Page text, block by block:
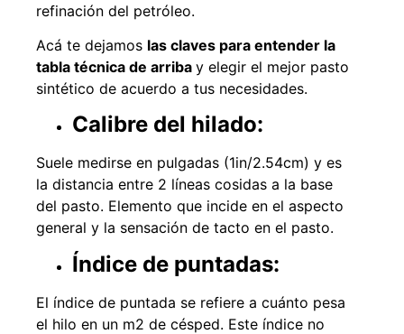
refinación del petróleo.
Acá te dejamos las claves para entender la
tabla técnica de arriba y elegir el mejor pasto
sintético de acuerdo a tus necesidades.
Calibre del hilado:
Suele medirse en pulgadas (1in/2.54cm) y es
la distancia entre 2 líneas cosidas a la base
del pasto. Elemento que incide en el aspecto
general y la sensación de tacto en el pasto.
Índice de puntadas:
El índice de puntada se refiere a cuánto pesa
el hilo en un m2 de césped. Este índice no